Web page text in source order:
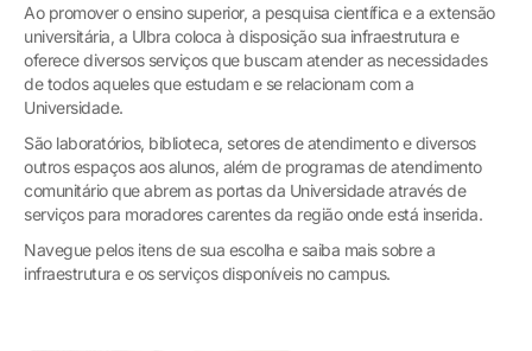
Graduação
Educação a Distância
Pós-graduação
Pesquisa
Infraestrutura e Serviços
Inovação
Sobre a ULBRA
Ao promover o ensino superior, a pesquisa científica e a extensão
universitária, a Ulbra coloca à disposição sua infraestrutura e
oferece diversos serviços que buscam atender as necessidades
de todos aqueles que estudam e se relacionam com a
Universidade.
São laboratórios, biblioteca, setores de atendimento e diversos
outros espaços aos alunos, além de programas de atendimento
comunitário que abrem as portas da Universidade através de
serviços para moradores carentes da região onde está inserida.
Navegue pelos itens de sua escolha e saiba mais sobre a
infraestrutura e os serviços disponíveis no campus.